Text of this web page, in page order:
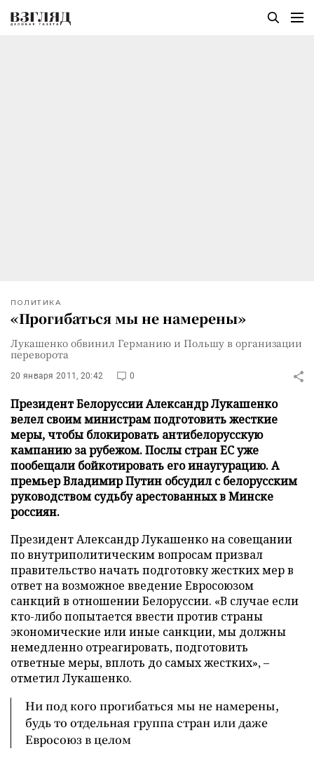
ПОЛИТИКА
«Прогибаться мы не намерены»
Лукашенко обвинил Германию и Польшу в организации
переворота
20 января 2011, 20:42 0
Президент Белоруссии Александр Лукашенко
велел своим министрам подготовить жесткие
меры, чтобы блокировать антибелорусскую
кампанию за рубежом. Послы стран ЕС уже
пообещали бойкотировать его инаугурацию. А
премьер Владимир Путин обсудил с белорусским
руководством судьбу арестованных в Минске
россиян.
Президент Александр Лукашенко на совещании
по внутриполитическим вопросам призвал
правительство начать подготовку жестких мер в
ответ на возможное введение Евросоюзом
санкций в отношении Белоруссии. «В случае если
кто-либо попытается ввести против страны
экономические или иные санкции, мы должны
немедленно отреагировать, подготовить
ответные меры, вплоть до самых жестких», –
отметил Лукашенко.
Ни под кого прогибаться мы не намерены,
будь то отдельная группа стран или даже
Евросоюз в целом